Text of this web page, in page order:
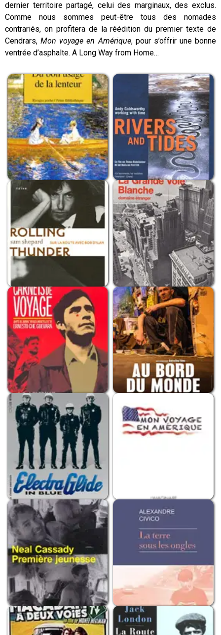
dernier territoire partagé, celui des marginaux, des exclus.
Comme nous sommes peut-être tous des nomades
contrariés, on profitera de la réédition du premier texte de
Cendrars,Mon voyage en Amérique, pour s’offrir une bonne
ventrée d’asphalte. A Long Way from Home…